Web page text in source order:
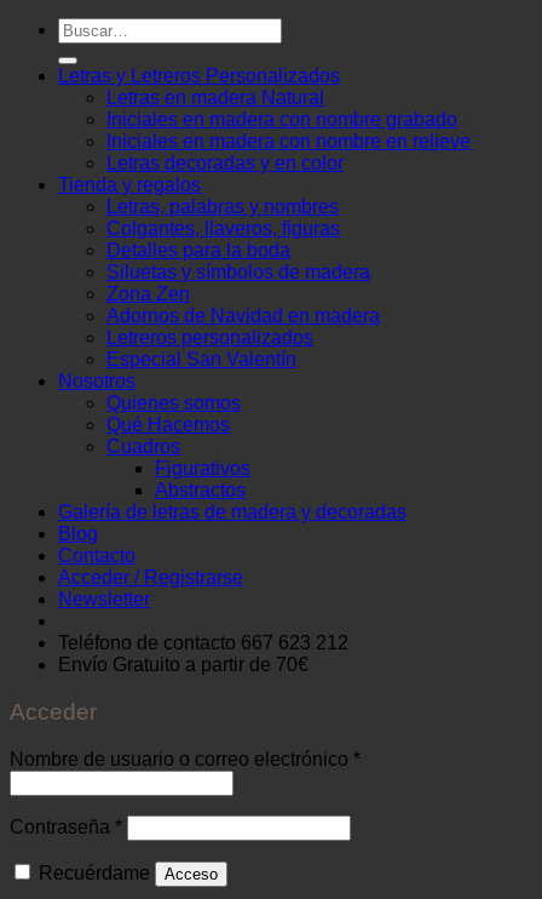
Buscar
por:
Letras y Letreros Personalizados
Letras en madera Natural
Iniciales en madera con nombre grabado
Iniciales en madera con nombre en relieve
Letras decoradas y en color
Tienda y regalos
Letras, palabras y nombres
Colgantes, llaveros, figuras
Detalles para la boda
Siluetas y símbolos de madera
Zona Zen
Adornos de Navidad en madera
Letreros personalizados
Especial San Valentín
Nosotros
Quienes somos
Qué Hacemos
Cuadros
Figurativos
Abstractos
Galería de letras de madera y decoradas
Blog
Contacto
Acceder / Registrarse
Newsletter
Teléfono de contacto 667 623 212
Envío Gratuito a partir de 70€
Acceder
Nombre de usuario o correo electrónico *Obligatorio
Contraseña *Obligatorio
Recuérdame Acceso